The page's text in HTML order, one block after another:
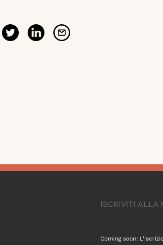
ISCRIVITI ALLA
Coming soon!